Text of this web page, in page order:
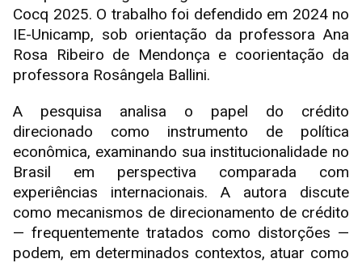
Cocq 2025. O trabalho foi defendido em 2024 no
IE-Unicamp, sob orientação da professora Ana
Rosa Ribeiro de Mendonça e coorientação da
professora Rosângela Ballini.
A pesquisa analisa o papel do crédito
direcionado como instrumento de política
econômica, examinando sua institucionalidade no
Brasil em perspectiva comparada com
experiências internacionais. A autora discute
como mecanismos de direcionamento de crédito
— frequentemente tratados como distorções —
podem, em determinados contextos, atuar como